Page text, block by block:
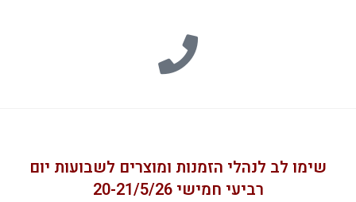
שימו לב לנהלי הזמנות ומוצרים לשבועות יום
רביעי חמישי 20-21/5/26